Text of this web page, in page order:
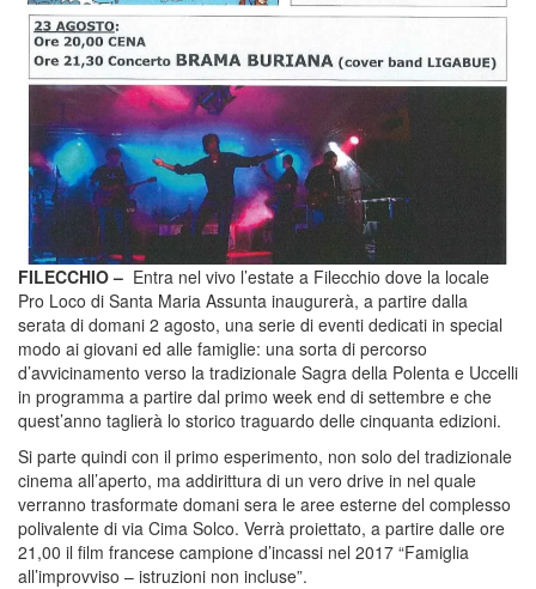
FILECCHIO – Entra nel vivo l’estate a Filecchio dove la locale
Pro Loco di Santa Maria Assunta inaugurerà, a partire dalla
serata di domani 2 agosto, una serie di eventi dedicati in special
modo ai giovani ed alle famiglie: una sorta di percorso
d’avvicinamento verso la tradizionale Sagra della Polenta e Uccelli
in programma a partire dal primo week end di settembre e che
quest’anno taglierà lo storico traguardo delle cinquanta edizioni.
Si parte quindi con il primo esperimento, non solo del tradizionale
cinema all’aperto, ma addirittura di un vero drive in nel quale
verranno trasformate domani sera le aree esterne del complesso
polivalente di via Cima Solco. Verrà proiettato, a partire dalle ore
21,00 il film francese campione d’incassi nel 2017 “Famiglia
all’improvviso – istruzioni non incluse”.